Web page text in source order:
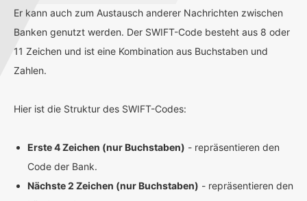
Er kann auch zum Austausch anderer Nachrichten zwischen
Banken genutzt werden. Der SWIFT-Code besteht aus 8 oder
11 Zeichen und ist eine Kombination aus Buchstaben und
Zahlen.
Hier ist die Struktur des SWIFT-Codes:
Erste 4 Zeichen (nur Buchstaben) - repräsentieren den
Code der Bank.
Nächste 2 Zeichen (nur Buchstaben) - repräsentieren den